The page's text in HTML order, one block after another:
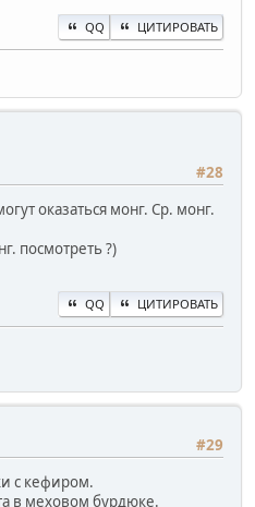
QQ ЦИТИРОВАТЬ
#28
оказаться монг. Ср. монг.
посмотреть ?)
QQ ЦИТИРОВАТЬ
#29
с кефиром.
в меховом бурдюке.